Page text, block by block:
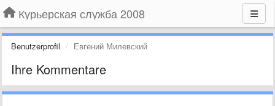
Курьерская служба 2008
Benutzerprofil Евгений Милевский
Ihre Kommentare